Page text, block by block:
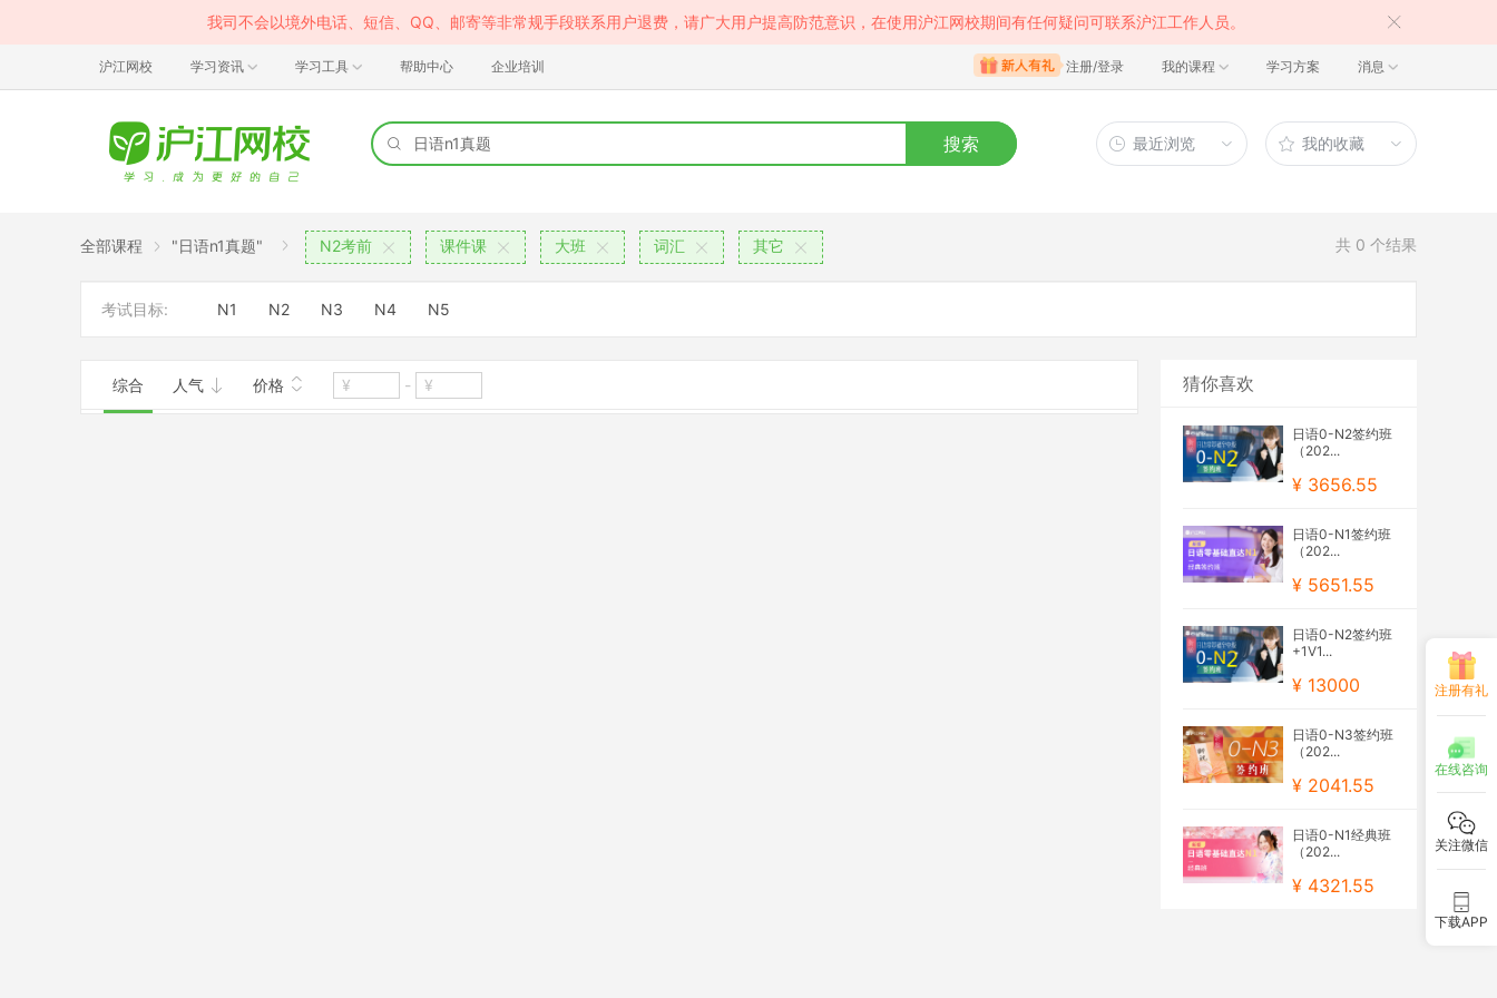
我司不会以境外电话、短信、QQ、邮寄等非常规手段联系用户退费，请广大用户提高防范意识，在使用沪江网校期间有任何疑问可联系沪江工作人员。
沪江网校 学习资讯 学习工具 帮助中心 企业培训 注册/登录 我的课程 学习方案 消息
搜索 最近浏览 我的收藏
全部课程 "日语n1真题" N2考前 课件课 大班 词汇 其它 共 0 个结果
考试目标: N1 N2 N3 N4 N5
综合 人气 价格 - 猜你喜欢
日语0-N2签约班
（202...
¥ 3656.55
日语0-N1签约班
（202...
¥ 5651.55
日语0-N2签约班
+1V1...
¥ 13000
日语0-N3签约班
（202...
¥ 2041.55
日语0-N1经典班
（202...
¥ 4321.55
注册有礼
在线咨询
关注微信
下载APP